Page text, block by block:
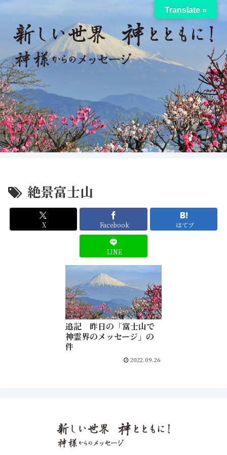
絶景富士山
X Facebook はてブ
LINE
追記 昨日の「富士山で
神霊界のメッセージ」の
件
2022.09.26
Translate »